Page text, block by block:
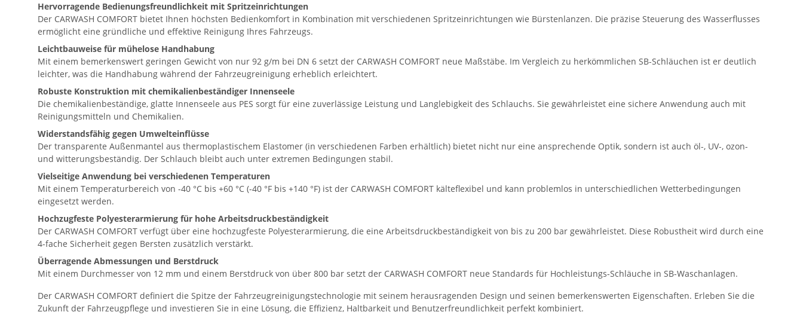
Hervorragende Bedienungsfreundlichkeit mit Spritzeinrichtungen
Der CARWASH COMFORT bietet Ihnen höchsten Bedienkomfort in Kombination mit verschiedenen Spritzeinrichtungen wie Bürstenlanzen. Die präzise Steuerung des Wasserflusses
ermöglicht eine gründliche und effektive Reinigung Ihres Fahrzeugs.
Leichtbauweise für mühelose Handhabung
Mit einem bemerkenswert geringen Gewicht von nur 92 g/m bei DN 6 setzt der CARWASH COMFORT neue Maßstäbe. Im Vergleich zu herkömmlichen SB-Schläuchen ist er deutlich
leichter, was die Handhabung während der Fahrzeugreinigung erheblich erleichtert.
Robuste Konstruktion mit chemikalienbeständiger Innenseele
Die chemikalienbeständige, glatte Innenseele aus PES sorgt für eine zuverlässige Leistung und Langlebigkeit des Schlauchs. Sie gewährleistet eine sichere Anwendung auch mit
Reinigungsmitteln und Chemikalien.
Widerstandsfähig gegen Umwelteinflüsse
Der transparente Außenmantel aus thermoplastischem Elastomer (in verschiedenen Farben erhältlich) bietet nicht nur eine ansprechende Optik, sondern ist auch öl-, UV-, ozon-
und witterungsbeständig. Der Schlauch bleibt auch unter extremen Bedingungen stabil.
Vielseitige Anwendung bei verschiedenen Temperaturen
Mit einem Temperaturbereich von -40 °C bis +60 °C (-40 °F bis +140 °F) ist der CARWASH COMFORT kälteflexibel und kann problemlos in unterschiedlichen Wetterbedingungen
eingesetzt werden.
Hochzugfeste Polyesterarmierung für hohe Arbeitsdruckbeständigkeit
Der CARWASH COMFORT verfügt über eine hochzugfeste Polyesterarmierung, die eine Arbeitsdruckbeständigkeit von bis zu 200 bar gewährleistet. Diese Robustheit wird durch eine
4-fache Sicherheit gegen Bersten zusätzlich verstärkt.
Überragende Abmessungen und Berstdruck
Mit einem Durchmesser von 12 mm und einem Berstdruck von über 800 bar setzt der CARWASH COMFORT neue Standards für Hochleistungs-Schläuche in SB-Waschanlagen.
Der CARWASH COMFORT definiert die Spitze der Fahrzeugreinigungstechnologie mit seinem herausragenden Design und seinen bemerkenswerten Eigenschaften. Erleben Sie die
Zukunft der Fahrzeugpflege und investieren Sie in eine Lösung, die Effizienz, Haltbarkeit und Benutzerfreundlichkeit perfekt kombiniert.